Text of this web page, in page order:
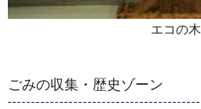
エコの木
ごみの収集・歴史ゾーン